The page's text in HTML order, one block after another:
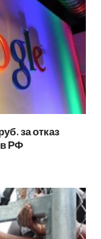
за отказ
РФ